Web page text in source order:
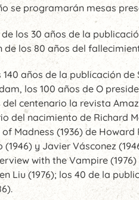
se programarán mesas
los 30 años de la
los 80 años del
años de la publicación
los 100 años de O
centenario la revista
del nacimiento de Richard
Madness (1936) de
y Javier Vásconez
with the Vampire
Liu (1976); los 40 de la